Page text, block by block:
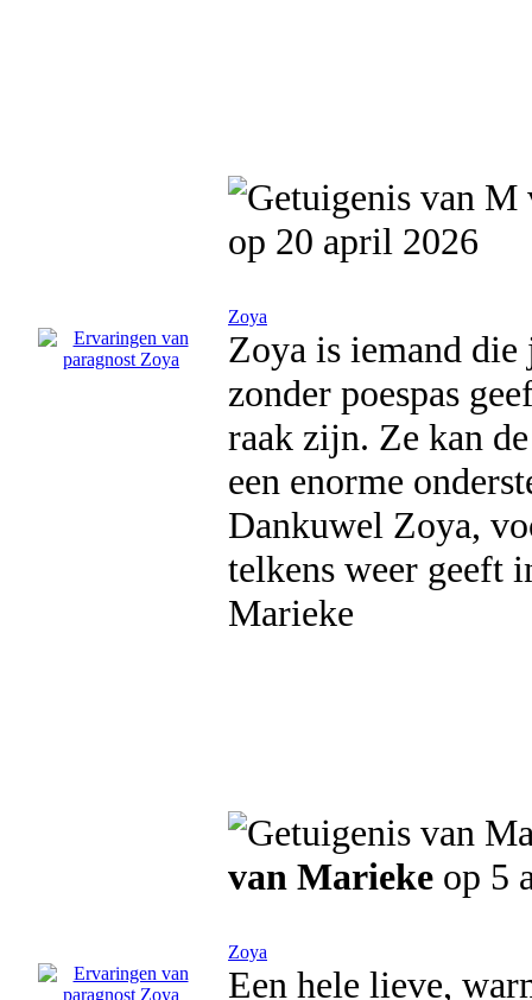
op 20 april 2026
Zoya
Zoya is iemand
zonder poespas
raak zijn. Ze kan
een enorme
Dankuwel Zoya,
telkens weer geeft
Marieke
van Marieke op 5
Zoya
Een hele lieve,